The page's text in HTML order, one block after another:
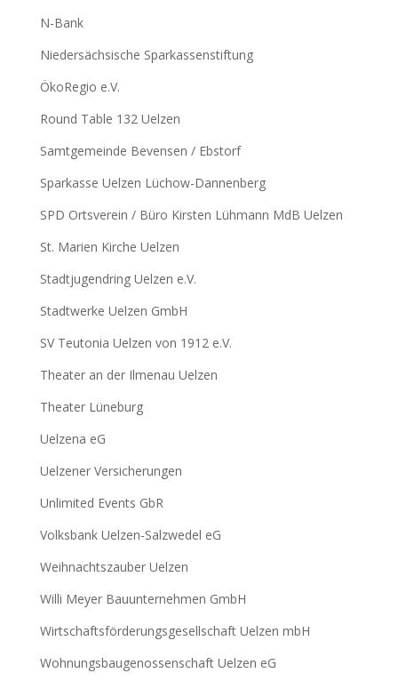
N-Bank
Niedersächsische Sparkassenstiftung
ÖkoRegio e.V.
Round Table 132 Uelzen
Samtgemeinde Bevensen / Ebstorf
Sparkasse Uelzen Lüchow-Dannenberg
SPD Ortsverein / Büro Kirsten Lühmann MdB Uelzen
St. Marien Kirche Uelzen
Stadtjugendring Uelzen e.V.
Stadtwerke Uelzen GmbH
SV Teutonia Uelzen von 1912 e.V.
Theater an der Ilmenau Uelzen
Theater Lüneburg
Uelzena eG
Uelzener Versicherungen
Unlimited Events GbR
Volksbank Uelzen-Salzwedel eG
Weihnachtszauber Uelzen
Willi Meyer Bauunternehmen GmbH
Wirtschaftsförderungsgesellschaft Uelzen mbH
Wohnungsbaugenossenschaft Uelzen eG